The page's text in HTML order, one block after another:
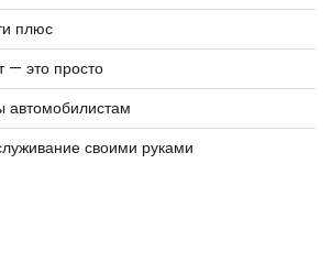
плюс
— это просто
автомобилистам
своими руками